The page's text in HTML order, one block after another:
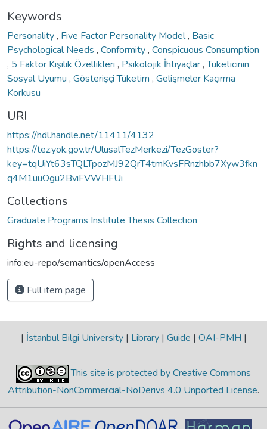
Keywords
Personality, Five Factor Personality Model, Basic
Psychological Needs , Conformity, Conspicuous Consumption
, 5 Faktör Kişilik Özellikleri , Psikolojik İhtiyaçlar,Tüketicinin
Sosyal Uyumu , Gösterişçi Tüketim , Gelişmeler Kaçırma
Korkusu
URI
https://hdl.handle.net/11411/4132
https://tez.yok.gov.tr/UlusalTezMerkezi/TezGoster?
key=tqUiYt63sTQLTpozMJ92QrT4tmKvsFRnzhbb7Xyw3fkn
q4M1uuOgu2BviFVWHFUi
Collections
Graduate Programs Institute Thesis Collection
Rights and licensing
info:eu-repo/semantics/openAccess
Full item page
| İstanbul Bilgi University | Library | Guide | OAI-PMH |
This site is protected by Creative Commons
Attribution-NonCommercial-NoDerivs 4.0 Unported License.